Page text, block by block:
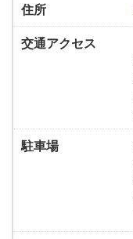
住所
交通アクセス
駐車場